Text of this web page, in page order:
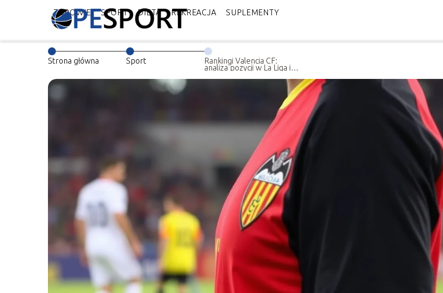
ZDROWIE SPORT DIETA REKREACJA SUPLEMENTY
Strona główna Sport Rankingi Valencia CF:
analiza pozycji w La Liga i